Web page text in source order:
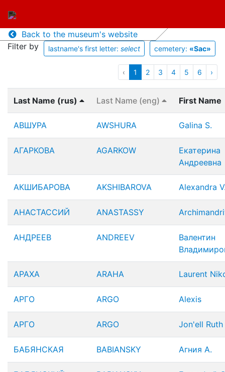
Back to the museum's website
Filter by
lastname's first letter: select cemetery: «Sac»
‹ 1 2 3 4 5 6 ›
Last Name (rus) Last Name (eng) First Name
АВШУРА AWSHURA Galina S.
АГАРКОВА AGARKOW
Екатерина
Андреевна
АКШИБАРОВА AKSHIBAROVA Alexandra
АНАСТАССИЙ ANASTASSY
АНДРЕЕВ ANDREEV
Валентин
АРАХА ARAHA Laurent
АРГО ARGO Alexis
АРГО ARGO Jon'ell Ruth
БАБЯНСКАЯ BABIANSKY Агния А.